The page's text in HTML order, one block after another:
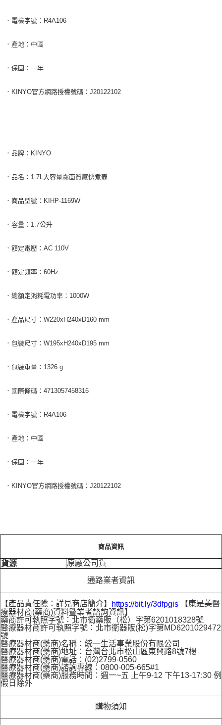
．電檢字號：R4A106
．產地：中國
．保固：一年
．KINYO官方網路授權號碼：J20122102
．品牌：KINYO
．品名：1.7L大容量霧面質感快煮壺
．商品型號：KIHP-1169W
．容量：1.7公升
．額定電壓：AC 110V
．額定頻率：60Hz
．總額定消耗電功率：1000W
．產品尺寸：W220xH240xD160 mm
．包裝尺寸：W195xH240xD195 mm
．包裝重量：1326 g
．國際條碼：4713057458316
．電檢字號：R4A106
．產地：中國
．保固：一年
．KINYO官方網路授權號碼：J20122102
商品資訊
貨源 原廠公司貨
通路業者資訊
【產品責任險：詳見商店簡介】 https://bit.ly/3dfpgis 【康是美醫
療器材商(藥商)資料暨業者諮詢資訊】
藥商許可執照字號：北市衛藥販（松）字第6201018328號
醫療器材商許可執照字號：北市衛器販(松)字第MD6201029472
號
醫療器材商(藥商)名稱：統一生活事業股份有限公司
醫療器材商(藥商)地址：台灣台北市松山區東興路8號7樓
醫療器材商(藥商)電話：(02)2799-0560
醫療器材商(藥商)諮詢專線：0800-005-665#1
醫療器材商(藥商)服務時間：週一~五 上午9-12 下午13-17:30 例
假日除外
購物須知